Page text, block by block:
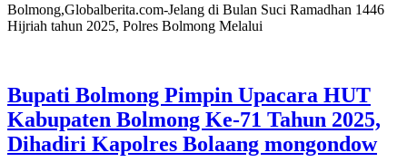
Bolmong,Globalberita.com-Jelang di Bulan Suci Ramadhan 1446
Hijriah tahun 2025, Polres Bolmong Melalui
Bupati Bolmong Pimpin Upacara HUT
Kabupaten Bolmong Ke-71 Tahun 2025,
Dihadiri Kapolres Bolaang mongondow